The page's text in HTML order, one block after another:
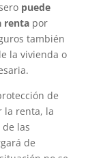
puede
rentapor
también
la vivienda o
de
la renta, la
las
de